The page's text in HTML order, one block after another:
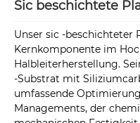
Sic beschichtete
Unser sic -beschichteter
Kernkomponente im
Halbleiterherstellung.
-Substrat mit
umfassende
Managements, der